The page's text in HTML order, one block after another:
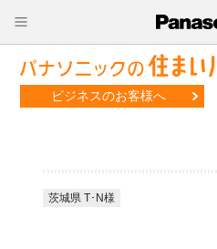
ビジネスのお客様へ
茨城県 T･N様